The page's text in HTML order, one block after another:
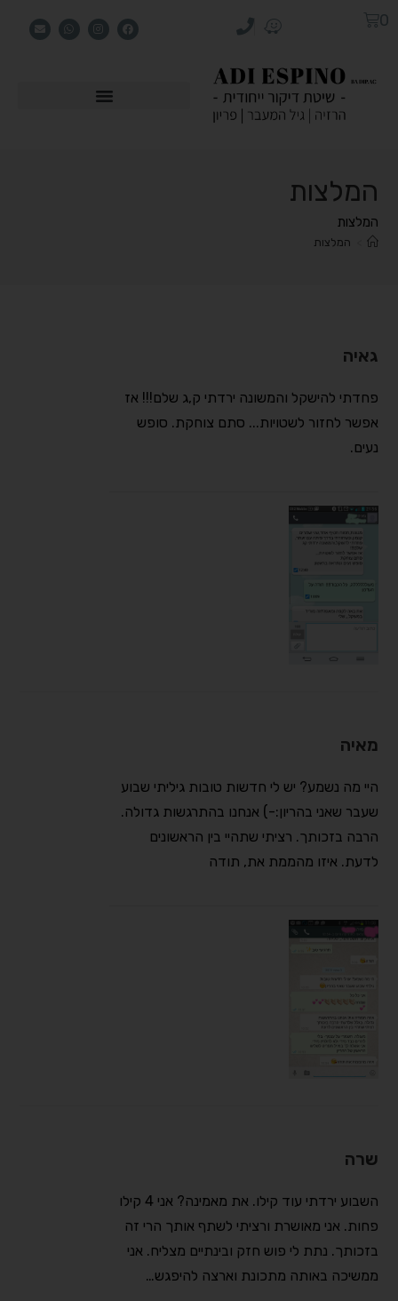
0
המלצות
המלצות
המלצות
גאיה
פחדתי להישקל והמשונה ירדתי ק,ג שלם!!! אז
אפשר לחזור לשטויות... סתם צוחקת. סופש
נעים.
מאיה
היי מה נשמע? יש לי חדשות טובות גיליתי שבוע
שעבר שאני בהריון:-) אנחנו בהתרגשות גדולה.
הרבה בזכותך. רציתי שתהיי בין הראשונים
לדעת. איזו מהממת את, תודה
שרה
השבוע ירדתי עוד קילו. את מאמינה? אני 4 קילו
פחות. אני מאושרת ורציתי לשתף אותך הרי זה
בזכותך. נתת לי פוש חזק ובינתיים מצליח. אני
ממשיכה באותה מתכונת וארצה להיפגש…